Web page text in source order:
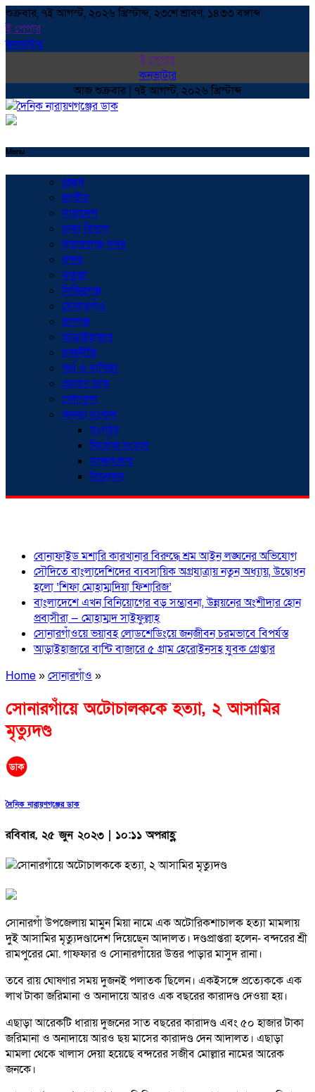
শুক্রবার, ৭ই আগস্ট, ২০২৬ খ্রিস্টাব্দ, ২৩শে শ্রাবণ, ১৪৩৩ বঙ্গাব্দ
ই পেপার
কনভাটার
ই পেপার
কনভাটার
আজ শুক্রবার | ৭ই আগস্ট, ২০২৬ খ্রিস্টাব্দ
Menu
প্রচ্ছদ
জাতীয়
সারাদেশ
ঢাকা বিভাগ
নারায়ণগঞ্জ সদর
বন্দর
ফতুল্লা
সিদ্ধিরগঞ্জ
সোনারগাঁও
রূপগঞ্জ
আড়াইহাজার
রাজনীতি
অর্থ ও বাণিজ্য
প্রবাসে ডাক
খেলাধুলা
অনন্যা সংবাদ
সংগঠন
নিখোঁজ সংবাদ
সাক্ষাৎকার
বিনোদন
বোনাফাইড মশারি কারখানার বিরুদ্ধে শ্রম আইন লঙ্ঘনের অভিযোগ
সৌদিতে বাংলাদেশিদের ব্যবসায়িক অগ্রযাত্রায় নতুন অধ্যায়, উদ্বোধন
হলো ‘শিফা মোহাম্মদিয়া ফিশারিজ’
বাংলাদেশে এখন বিনিয়োগের বড় সম্ভাবনা, উন্নয়নের অংশীদার হোন
প্রবাসীরা — মোহাম্মদ সাইফুল্লাহ্
সোনারগাঁওয়ে ভয়াবহ লোডশেডিংয়ে জনজীবন চরমভাবে বিপর্যস্ত
আড়াইহাজারে বান্টি বাজারে ৫ গ্রাম হেরোইনসহ যুবক গ্রেপ্তার
Home»সোনারগাঁও »
সোনারগাঁয়ে অটোচালককে হত্যা, ২ আসামির
মৃত্যুদণ্ড
দৈনিক নারায়ণগঞ্জের ডাক
রবিবার, ২৫ জুন ২০২৩ | ১০:১১ অপরাহ্ণ
সোনারগাঁ উপজেলায় মামুন মিয়া নামে এক অটোরিকশাচালক হত্যা মামলায়
দুই আসামির মৃত্যুদণ্ডাদেশ দিয়েছেন আদালত। দণ্ডপ্রাপ্তরা হলেন- বন্দরের শ্রী
রামপুরের মো. গাফফার ও সোনারগঁায়ের উত্তর পাড়ার মাসুদ রানা।
তবে রায় ঘোষণার সময় দুজনই পলাতক ছিলেন। একইসঙ্গে প্রত্যেককে এক
লাখ টাকা জরিমানা ও অনাদায়ে আরও এক বছরের কারাদণ্ড দেওয়া হয়।
এছাড়া আরেকটি ধারায় দুজনের সাত বছরের কারাদণ্ড এবং ৫০ হাজার টাকা
জরিমানা ও অনাদায়ে আরও ছয় মাসের কারাদণ্ড দেন আদালত। এছাড়া
মামলা থেকে খালাস দেয়া হয়েছে বন্দরের সজীব মোল্লার নামের আরেক
জনকে।